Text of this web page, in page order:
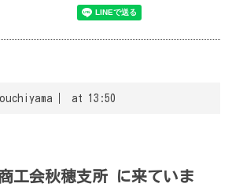
at 13:50
工会秋穂支所 に来ていま